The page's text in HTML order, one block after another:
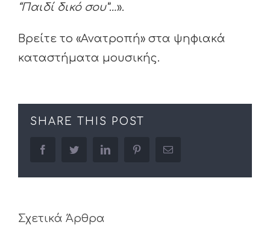
“Παιδί δικό σου”…».
Βρείτε το «Ανατροπή» στα ψηφιακά
καταστήματα μουσικής.
SHARE THIS POST
facebooktwitter linkedin pinterestEmail
Σχετικά Άρθρα